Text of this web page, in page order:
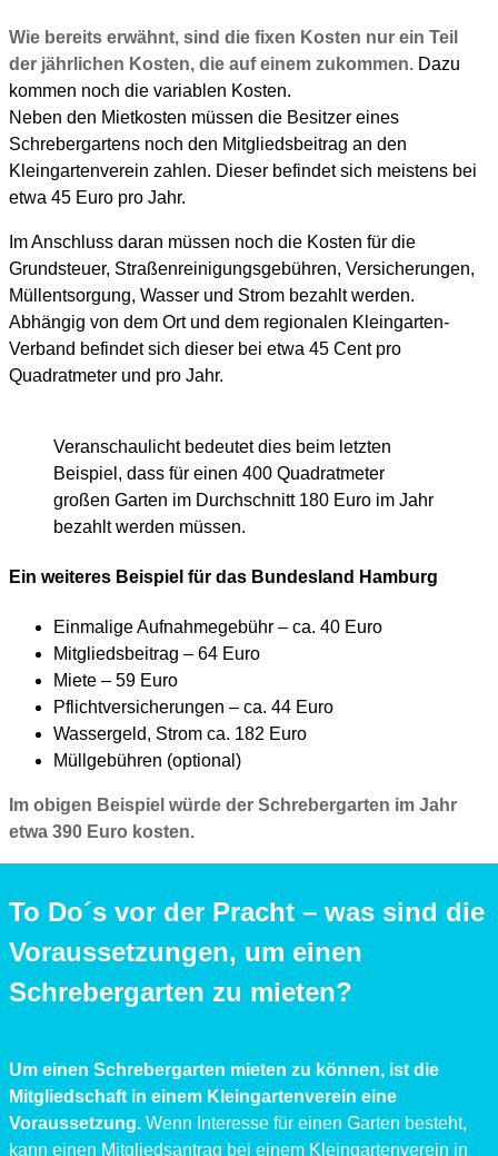
Wie bereits erwähnt, sind die fixen Kosten nur ein Teil
der jährlichen Kosten, die auf einem zukommen. Dazu
kommen noch die variablen Kosten.
Neben den Mietkosten müssen die Besitzer eines
Schrebergartens noch den Mitgliedsbeitrag an den
Kleingartenverein zahlen. Dieser befindet sich meistens bei
etwa 45 Euro pro Jahr.
Im Anschluss daran müssen noch die Kosten für die
Grundsteuer, Straßenreinigungsgebühren, Versicherungen,
Müllentsorgung, Wasser und Strom bezahlt werden.
Abhängig von dem Ort und dem regionalen Kleingarten-
Verband befindet sich dieser bei etwa 45 Cent pro
Quadratmeter und pro Jahr.
Veranschaulicht bedeutet dies beim letzten
Beispiel, dass für einen 400 Quadratmeter
großen Garten im Durchschnitt 180 Euro im Jahr
bezahlt werden müssen.
Ein weiteres Beispiel für das Bundesland Hamburg
Einmalige Aufnahmegebühr – ca. 40 Euro
Mitgliedsbeitrag – 64 Euro
Miete – 59 Euro
Pflichtversicherungen – ca. 44 Euro
Wassergeld, Strom ca. 182 Euro
Müllgebühren (optional)
Im obigen Beispiel würde der Schrebergarten im Jahr
etwa 390 Euro kosten.
To Do´s vor der Pracht – was sind die
Voraussetzungen, um einen
Schrebergarten zu mieten?
Um einen Schrebergarten mieten zu können, ist die
Mitgliedschaft in einem Kleingartenverein eine
Voraussetzung. Wenn Interesse für einen Garten besteht,
kann einen Mitgliedsantrag bei einem Kleingartenverein in